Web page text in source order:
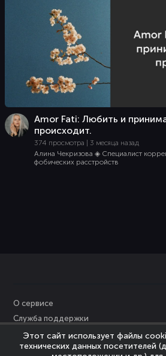
Amor Fati: Любить и
происходит.
374 просмотра | 3 месяца назад
Алина Чекризова ◈ Специалист
фобических расстройств
О сервисе
Служба поддержки
Персональные данные
Политика Cookies
Этот сайт использует файлы
технических данных посетителей